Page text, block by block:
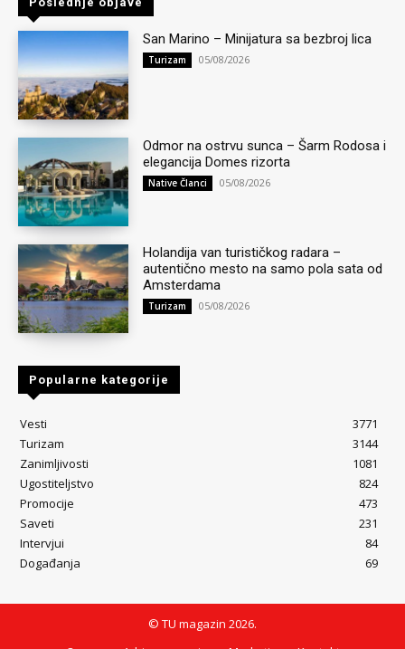
San Marino – Minijatura sa bezbroj lica
Turizam 05/08/2026
Odmor na ostrvu sunca – Šarm Rodosa i
elegancija Domes rizorta
Native Članci 05/08/2026
Holandija van turističkog radara –
autentično mesto na samo pola sata od
Amsterdama
Turizam 05/08/2026
Popularne kategorije
Vesti
3771
Turizam
3144
Zanimljivosti
1081
Ugostiteljstvo
824
Promocije
473
Saveti
231
Intervjui
84
Događanja
69
© TU magazin 2026.